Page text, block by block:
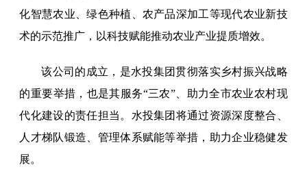
化智慧农业、绿色种植、农产品深加工等现代农业新技
术的示范推广，以科技赋能推动农业产业提质增效。
该公司的成立，是水投集团贯彻落实乡村振兴战略
的重要举措，也是其服务“三农”、助力全市农业农村现
代化建设的责任担当。水投集团将通过资源深度整合、
人才梯队锻造、管理体系赋能等举措，助力企业稳健发
展。